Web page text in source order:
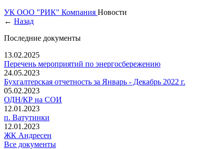
УК ООО "РИК" Компания Новости
← Назад
Последние документы
13.02.2025
Перечень мероприятий по энергосбережению
24.05.2023
Бухгалтерская отчетность за Январь - Декабрь 2022 г.
05.02.2023
ОДН/КР на СОИ
12.01.2023
п. Ватутинки
12.01.2023
ЖК Андресен
Все документы